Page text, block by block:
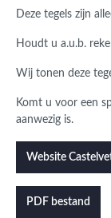
Deze tegels zijn
Houdt u a.u.b.
Wij tonen deze
Komt u voor een
aanwezig is.
Website
PDF bestand